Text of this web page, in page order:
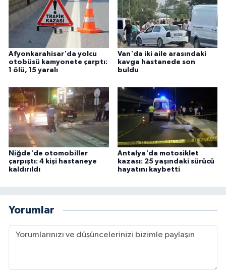
Afyonkarahisar'da yolcu
otobüsü kamyonete çarptı:
1 ölü, 15 yaralı
Van'da iki aile arasındaki
kavga hastanede son
buldu
Niğde'de otomobiller
çarpıştı: 4 kişi hastaneye
kaldırıldı
Antalya'da motosiklet
kazası: 25 yaşındaki sürücü
hayatını kaybetti
Yorumlar